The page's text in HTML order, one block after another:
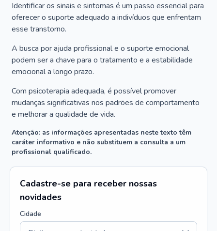
Identificar os sinais e sintomas é um passo essencial para
oferecer o suporte adequado a indivíduos que enfrentam
esse transtorno.
A busca por ajuda profissional e o suporte emocional
podem ser a chave para o tratamento e a estabilidade
emocional a longo prazo.
Com psicoterapia adequada, é possível promover
mudanças significativas nos padrões de comportamento
e melhorar a qualidade de vida.
Atenção: as informações apresentadas neste texto têm
caráter informativo e não substituem a consulta a um
profissional qualificado.
Cadastre-se para receber nossas
novidades
Cidade